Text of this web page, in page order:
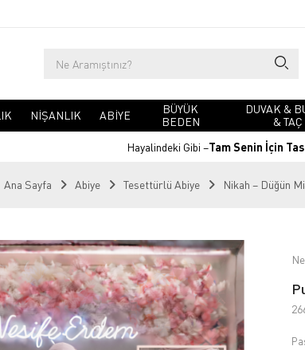
NIŞANLIK ABIYE
BÜYÜK
BEDEN
DUVAK &
& TAÇ
Hayalindeki Gibi –Tam Senin İçin
Ana Sayfa Abiye Tesettürlü Abiye Nikah – Düğün